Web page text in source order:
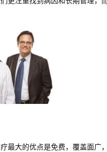
大的优点是免费，覆盖面广，